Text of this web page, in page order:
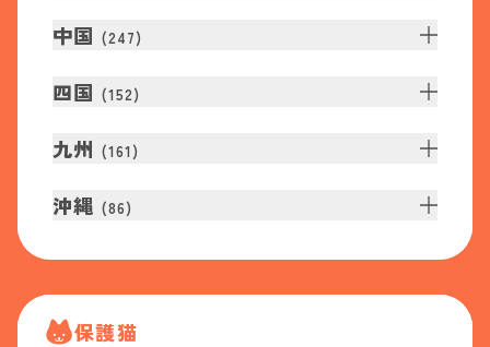
中国 (247)
四国 (152)
九州 (161 )
沖縄 (86)
保護猫